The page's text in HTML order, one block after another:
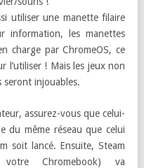
utiliser une manette filaire
information, les manettes
charge par ChromeOS, ce
l’utiliser ! Mais les jeux non
seront injouables.
assurez-vous que celui-
du même réseau que celui
soit lancé. Ensuite, Steam
Chromebook) va